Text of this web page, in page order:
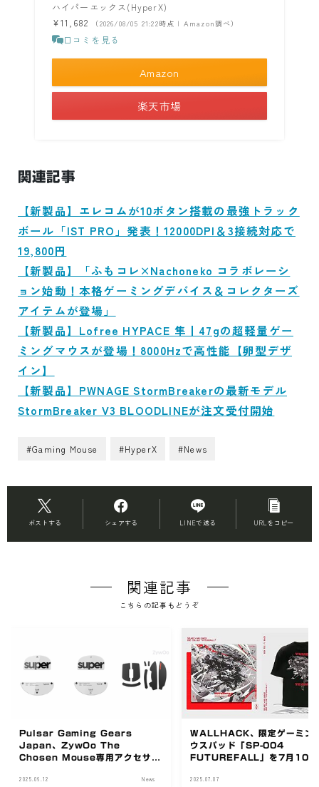
ハイパーエックス(HyperX)
¥11,682
（2026/08/05 21:22時点 | Amazon調べ）
口コミを見る
Amazon
楽天市場
関連記事
【新製品】エレコムが10ボタン搭載の最強トラック
ボール「IST PRO」発表！12000DPI＆3接続対応で
19,800円
【新製品】「ふもコレ×Nachoneko コラボレーシ
ョン始動！本格ゲーミングデバイス＆コレクターズ
アイテムが登場」
【新製品】Lofree HYPACE 隼丨47gの超軽量ゲー
ミングマウスが登場！8000Hzで高性能【卵型デザ
イン】
【新製品】PWNAGE StormBreakerの最新モデル
StormBreaker V3 BLOODLINEが注文受付開始
#Gaming Mouse #HyperX #News
ポストする シェアする LINEで送る URLをコピー
関連記事
こちらの記事もどうぞ
Pulsar Gaming Gears
Japan、ZywOo The
Chosen Mouse専用アクセサリ
2025.06.12 News
WALLHACK、限定ゲーミン
ウスパッド「SP-004
FUTUREFALL」を7月10日
2025.07.07